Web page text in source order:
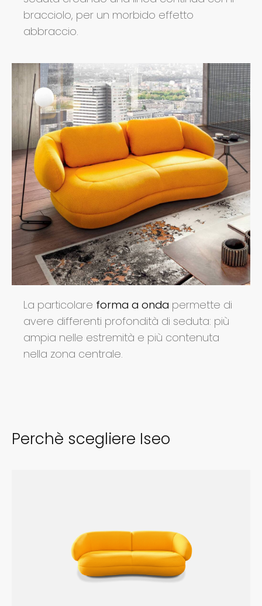
bracciolo, per un morbido effetto
abbraccio.
La particolare forma a onda permette di
avere differenti profondità di seduta: più
ampia nelle estremità e più contenuta
nella zona centrale.
Perchè scegliere Iseo